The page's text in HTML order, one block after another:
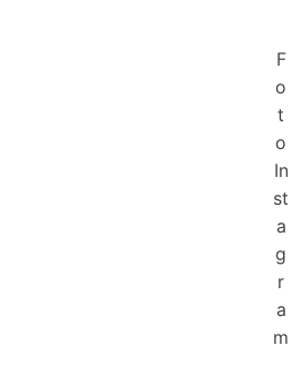
F
o
t
o
In
st
a
g
r
a
m